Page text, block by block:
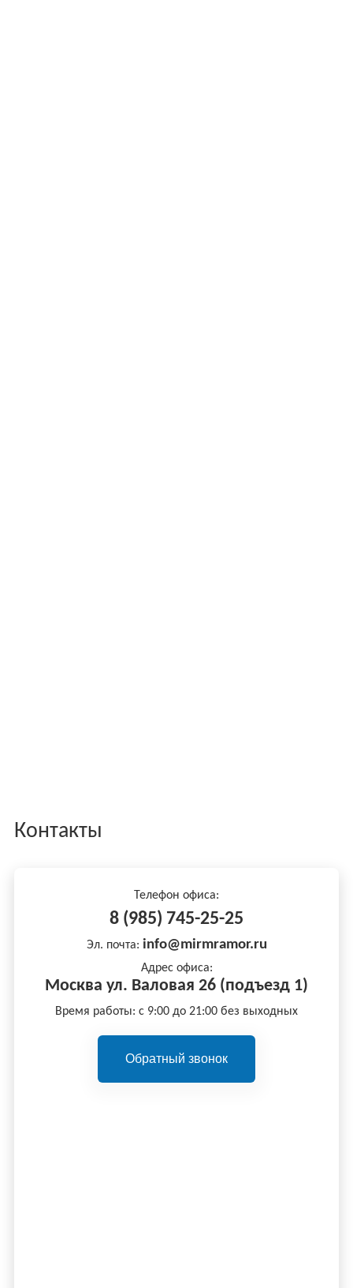
Контакты
Телефон офиса:
8 (985) 745-25-25
Эл. почта: info@mirmramor.ru
Адрес офиса:
Москва ул. Валовая 26 (подъезд 1)
Время работы: с 9:00 до 21:00 без выходных